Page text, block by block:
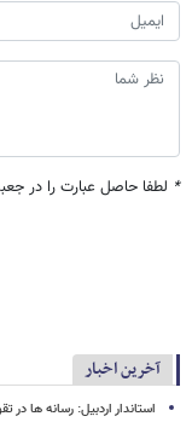
* لطفا حاصل عبارت را در
آخرین اخبار
استاندار اردبیل: رسانه ها